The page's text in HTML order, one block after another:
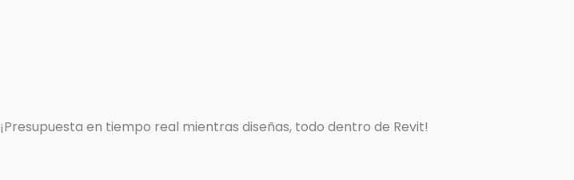
¡Presupuesta en tiempo real mientras diseñas, todo dentro de Revit!